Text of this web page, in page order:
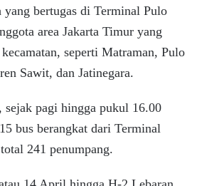
yang bertugas di Terminal Pulo
area Jakarta Timur yang
seperti Matraman, Pulo
Sawit, dan Jatinegara.
pagi hingga pukul 16.00
bus berangkat dari Terminal
241 penumpang.